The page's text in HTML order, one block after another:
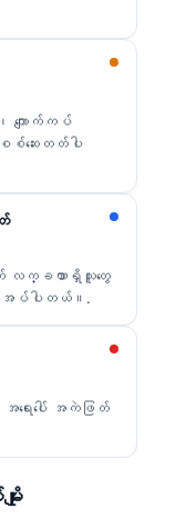
ကျောက်ကပ်
ဆေးတတ်ပါ
တ် လက္ခဏာရှိသူတွေ
လိုအပ်ပါတယ်။.
ေးပေါ် အကဲဖြတ်
း